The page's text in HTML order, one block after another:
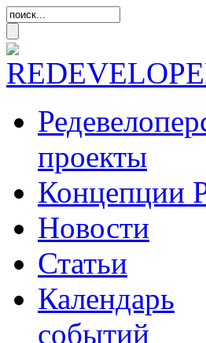
проекты
Концепции
Новости
Статьи
Календарь
событий